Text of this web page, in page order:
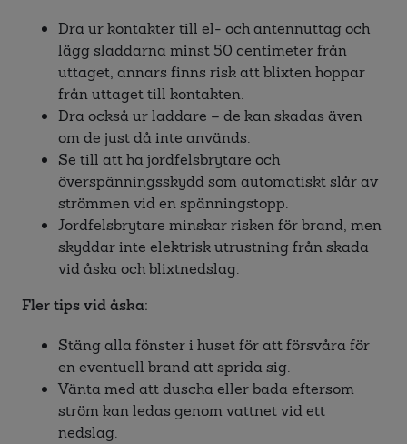
Dra ur kontakter till el- och antennuttag och
lägg sladdarna minst 50 centimeter från
uttaget, annars finns risk att blixten hoppar
från uttaget till kontakten.
Dra också ur laddare – de kan skadas även
om de just då inte används.
Se till att ha jordfelsbrytare och
överspänningsskydd som automatiskt slår av
strömmen vid en spänningstopp.
Jordfelsbrytare minskar risken för brand, men
skyddar inte elektrisk utrustning från skada
vid åska och blixtnedslag.
Fler tips vid åska:
Stäng alla fönster i huset för att försvåra för
en eventuell brand att sprida sig.
Vänta med att duscha eller bada eftersom
ström kan ledas genom vattnet vid ett
nedslag.